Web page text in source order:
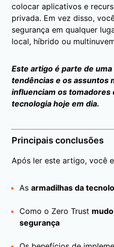
colocar aplicativos e
privada. Em vez disso,
segurança em qualquer
local, híbrido ou
Este artigo é parte de uma
tendências e os assuntos
influenciam os tomadores
tecnologia hoje em dia.
Principais conclusões
Após ler este artigo, você
As armadilhas da
Como o Zero Trust
segurança